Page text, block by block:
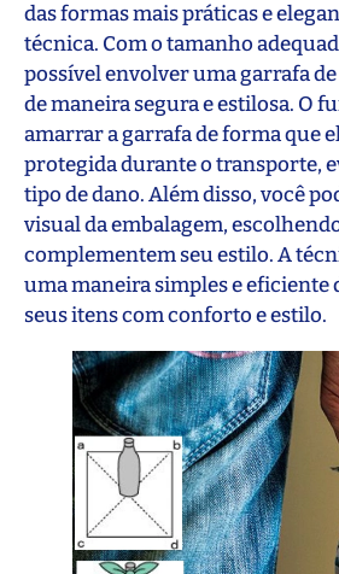
das formas mais práticas e
técnica. Com o tamanho
possível envolver uma garrafa
de maneira segura e estilosa. O
amarrar a garrafa de forma que
protegida durante o transporte,
tipo de dano. Além disso, você
visual da embalagem,
complementem seu estilo. A
uma maneira simples e eficiente
seus itens com conforto e estilo.